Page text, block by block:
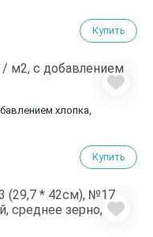
Купить
хлопка,
Купить